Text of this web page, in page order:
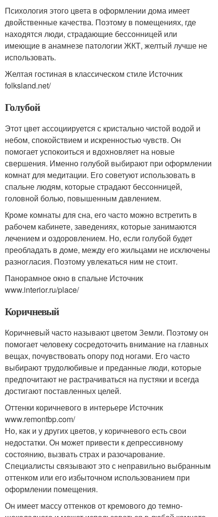
Психология этого цвета в оформлении дома имеет
двойственные качества. Поэтому в помещениях, где
находятся люди, страдающие бессонницей или
имеющие в анамнезе патологии ЖКТ, желтый лучше не
использовать.
Желтая гостиная в классическом стиле Источник
folksland.net/
Голубой
Этот цвет ассоциируется с кристально чистой водой и
небом, спокойствием и искренностью чувств. Он
помогает успокоиться и вдохновляет на новые
свершения. Именно голубой выбирают при оформлении
комнат для медитации. Его советуют использовать в
спальне людям, которые страдают бессонницей,
головной болью, повышенным давлением.
Кроме комнаты для сна, его часто можно встретить в
рабочем кабинете, заведениях, которые занимаются
лечением и оздоровлением. Но, если голубой будет
преобладать в доме, между его жильцами не исключены
разногласия. Поэтому увлекаться ним не стоит.
Панорамное окно в спальне Источник
www.interior.ru/place/
Коричневый
Коричневый часто называют цветом Земли. Поэтому он
помогает человеку сосредоточить внимание на главных
вещах, почувствовать опору под ногами. Его часто
выбирают трудолюбивые и преданные люди, которые
предпочитают не растрачиваться на пустяки и всегда
достигают поставленных целей.
Оттенки коричневого в интерьере Источник
www.remontbp.com/
Но, как и у других цветов, у коричневого есть свои
недостатки. Он может привести к депрессивному
состоянию, вызвать страх и разочарование.
Специалисты связывают это с неправильно выбранным
оттенком или его избыточном использованием при
оформлении помещения.
Он имеет массу оттенков от кремового до темно-